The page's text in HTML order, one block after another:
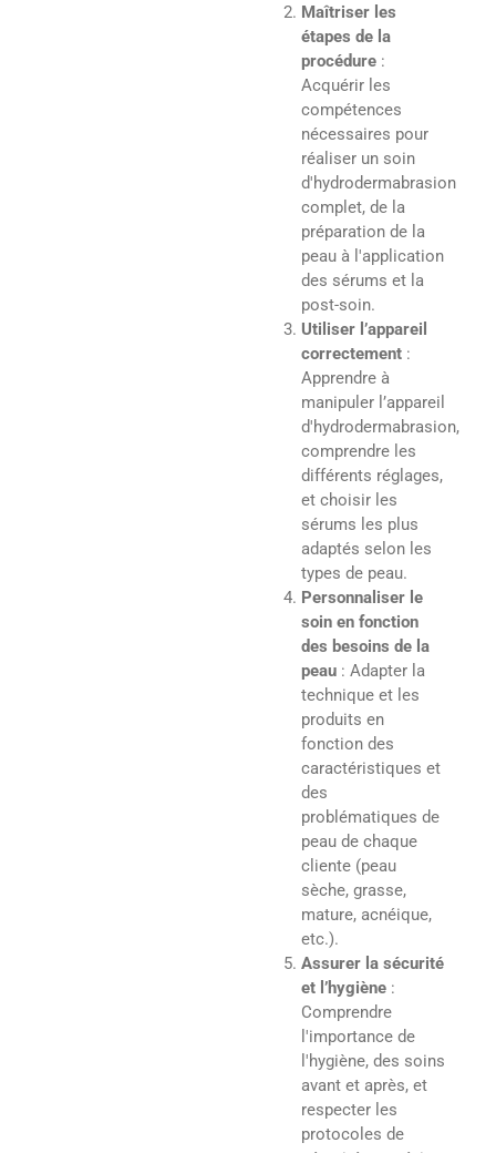
Maîtriser les
étapes de la
procédure :
Acquérir les
compétences
nécessaires pour
réaliser un soin
d'hydrodermabrasion
complet, de la
préparation de la
peau à l'application
des sérums et la
post-soin.
Utiliser l’appareil
correctement :
Apprendre à
manipuler l’appareil
d'hydrodermabrasion,
comprendre les
différents réglages,
et choisir les
sérums les plus
adaptés selon les
types de peau.
Personnaliser le
soin en fonction
des besoins de la
peau : Adapter la
technique et les
produits en
fonction des
caractéristiques et
des
problématiques de
peau de chaque
cliente (peau
sèche, grasse,
mature, acnéique,
etc.).
Assurer la sécurité
et l’hygiène :
Comprendre
l'importance de
l'hygiène, des soins
avant et après, et
respecter les
protocoles de